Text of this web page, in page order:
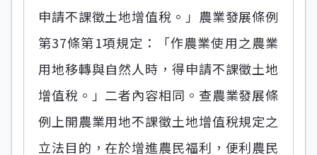
申請不課徵土地增值稅。」農業發展條例
第37條第1項規定：「作農業使用之農業
用地移轉與自然人時，得申請不課徵土地
增值稅。」二者內容相同。查農業發展條
例上開農業用地不課徵土地增值稅規定之
立法目的，在於增進農民福利，便利農民